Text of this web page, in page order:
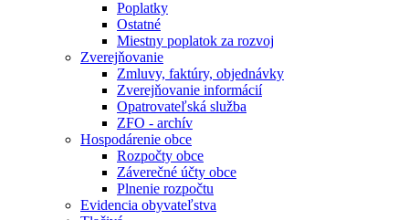
Poplatky
Ostatné
Miestny poplatok za rozvoj
Zverejňovanie
Zmluvy, faktúry, objednávky
Zverejňovanie informácií
Opatrovateľská služba
ZFO - archív
Hospodárenie obce
Rozpočty obce
Záverečné účty obce
Plnenie rozpočtu
Evidencia obyvateľstva